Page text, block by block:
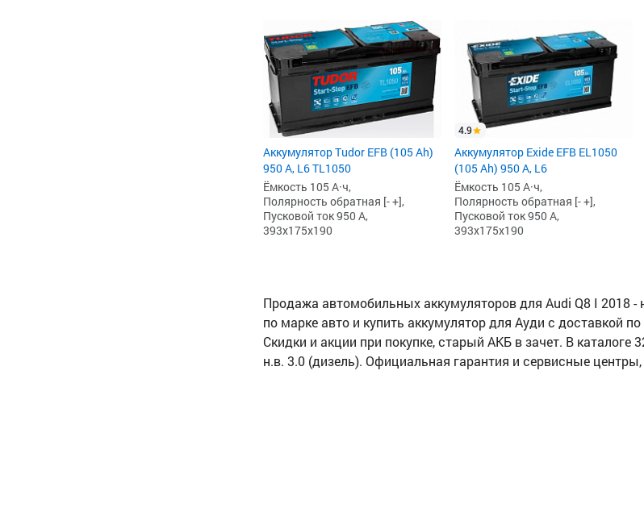
Аккумулятор Tudor EFB (105 Ah)
950 А, L6 TL1050
Ёмкость 105 А·ч,
Полярность обратная [- +],
Пусковой ток 950 А,
393x175x190
4.9
Аккумулятор Exide EFB EL1050
(105 Ah) 950 А, L6
Ёмкость 105 А·ч,
Полярность обратная [- +],
Пусковой ток 950 А,
393x175x190
Продажа автомобильных аккумуляторов для Audi Q8 I 2018
по марке авто и купить аккумулятор для Ауди с доставкой
Скидки и акции при покупке, старый АКБ в зачет. В
н.в. 3.0 (дизель). Официальная гарантия и сервисные